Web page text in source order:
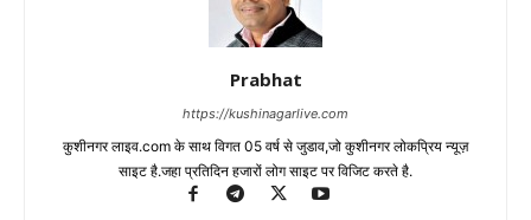
Prabhat
https://kushinagarlive.com
कुशीनगर लाइव.com के साथ विगत 05 वर्ष से जुडाव,जो कुशीनगर लोकप्रिय न्यूज़
साइट है.जहा प्रतिदिन हजारों लोग साइट पर विजिट करते है.